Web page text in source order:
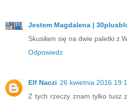
Jestem Magdalena |
Skusiłam się na dwie paletki z
Odpowiedz
Elf Naczi 26 kwietnia 2016
Z tych rzeczy znam tylko tusz